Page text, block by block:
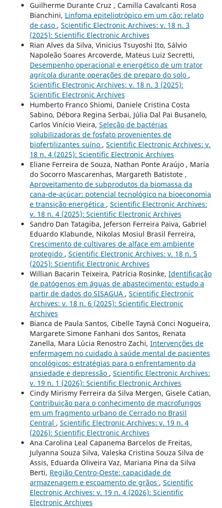
Guilherme Durante Cruz , Camilla Cavalcanti Rosa
Bianchini, Linfoma epiteliotrópico em um cão: relato
de caso , Scientific Electronic Archives: v. 18 n. 3
(2025): Scientific Electronic Archives
Rian Alves da Silva, Vinicius Tsuyoshi Ito, Sálvio
Napoleão Soares Arcoverde, Mateus Luiz Secretti,
Desempenho operacional e energético de um trator
agrícola durante operações de preparo do solo ,
Scientific Electronic Archives: v. 18 n. 3 (2025):
Scientific Electronic Archives
Humberto Franco Shiomi, Daniele Cristina Costa
Sabino, Débora Regina Serbai, Júlia Dal Pai Busanelo,
Carlos Vinício Vieira, Seleção de bactérias
solubilizadoras de fosfato provenientes de
biofertilizantes suíno , Scientific Electronic Archives: v.
18 n. 4 (2025): Scientific Electronic Archives
Eliane Ferreira de Souza, Nathan Ponte Araújo , Maria
do Socorro Mascarenhas, Margareth Batistote ,
Aproveitamento de subprodutos da biomassa da
cana-de-açúcar: potencial tecnológico na bioeconomia
e transição energética , Scientific Electronic Archives:
v. 18 n. 4 (2025): Scientific Electronic Archives
Sandro Dan Tatagiba, Jeferson Ferreira Paiva, Gabriel
Eduardo Klabunde, Nikolas Mosiul Brasil Ferreira,
Crescimento de cultivares de alface em ambiente
protegido , Scientific Electronic Archives: v. 18 n. 5
(2025): Scientific Electronic Archives
Willian Bacarin Teixeira, Patrí­cia Rosinke, Identificação
de patógenos em águas de abastecimento: estudo a
partir de dados do SISAGUA , Scientific Electronic
Archives: v. 18 n. 6 (2025): Scientific Electronic
Archives
Bianca de Paula Santos, Cibelle Tayná Conci Nogueira,
Margarete Simone Fanhani dos Santos, Renata
Zanella, Mara Lúcia Renostro Zachi, Intervenções de
enfermagem no cuidado à saúde mental de pacientes
oncológicos: estratégias para o enfrentamento da
ansiedade e depressão , Scientific Electronic Archives:
v. 19 n. 1 (2026): Scientific Electronic Archives
Cindy Mirismy Ferreira da Silva Mergen, Gisele Catian,
Contribuição para o conhecimento de macrofungos
em um fragmento urbano de Cerrado no Brasil
Central , Scientific Electronic Archives: v. 19 n. 4
(2026): Scientific Electronic Archives
Ana Carolina Leal Capanema Barcelos de Freitas,
Julyanna Souza Silva, Valeska Cristina Souza Silva de
Assis, Eduarda Oliveira Vaz, Mariana Pina da Silva
Berti, Região Centro-Oeste: capacidade de
armazenagem e escoamento de grãos , Scientific
Electronic Archives: v. 19 n. 4 (2026): Scientific
Electronic Archives